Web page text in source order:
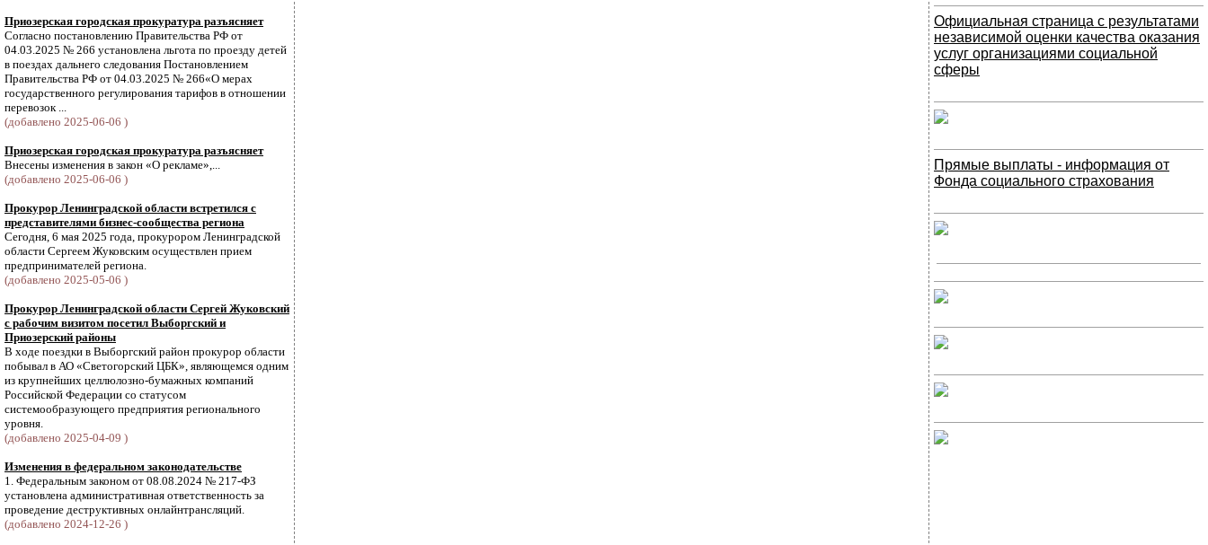
Приозерская городская прокуратура разъясняет
Согласно постановлению Правительства РФ от
04.03.2025 № 266 установлена льгота по проезду детей
в поездах дальнего следования Постановлением
Правительства РФ от 04.03.2025 № 266«О мерах
государственного регулирования тарифов в отношении
перевозок ...
(добавлено 2025-06-06 )
Приозерская городская прокуратура разъясняет
Внесены изменения в закон «О рекламе»,...
(добавлено 2025-06-06 )
Прокурор Ленинградской области встретился с
представителями бизнес-сообщества региона
Сегодня, 6 мая 2025 года, прокурором Ленинградской
области Сергеем Жуковским осуществлен прием
предпринимателей региона.
(добавлено 2025-05-06 )
Прокурор Ленинградской области Сергей Жуковский
с рабочим визитом посетил Выборгский и
Приозерский районы
В ходе поездки в Выборгский район прокурор области
побывал в АО «Светогорский ЦБК», являющемся одним
из крупнейших целлюлозно-бумажных компаний
Российской Федерации со статусом
системообразующего предприятия регионального
уровня.
(добавлено 2025-04-09 )
Изменения в федеральном законодательстве
1. Федеральным законом от 08.08.2024 № 217-ФЗ
установлена административная ответственность за
проведение деструктивных онлайнтрансляций.
(добавлено 2024-12-26 )
Официальная страница с результатами
независимой оценки качества оказания
услуг организациями социальной
сферы
Прямые выплаты - информация от
Фонда социального страхования